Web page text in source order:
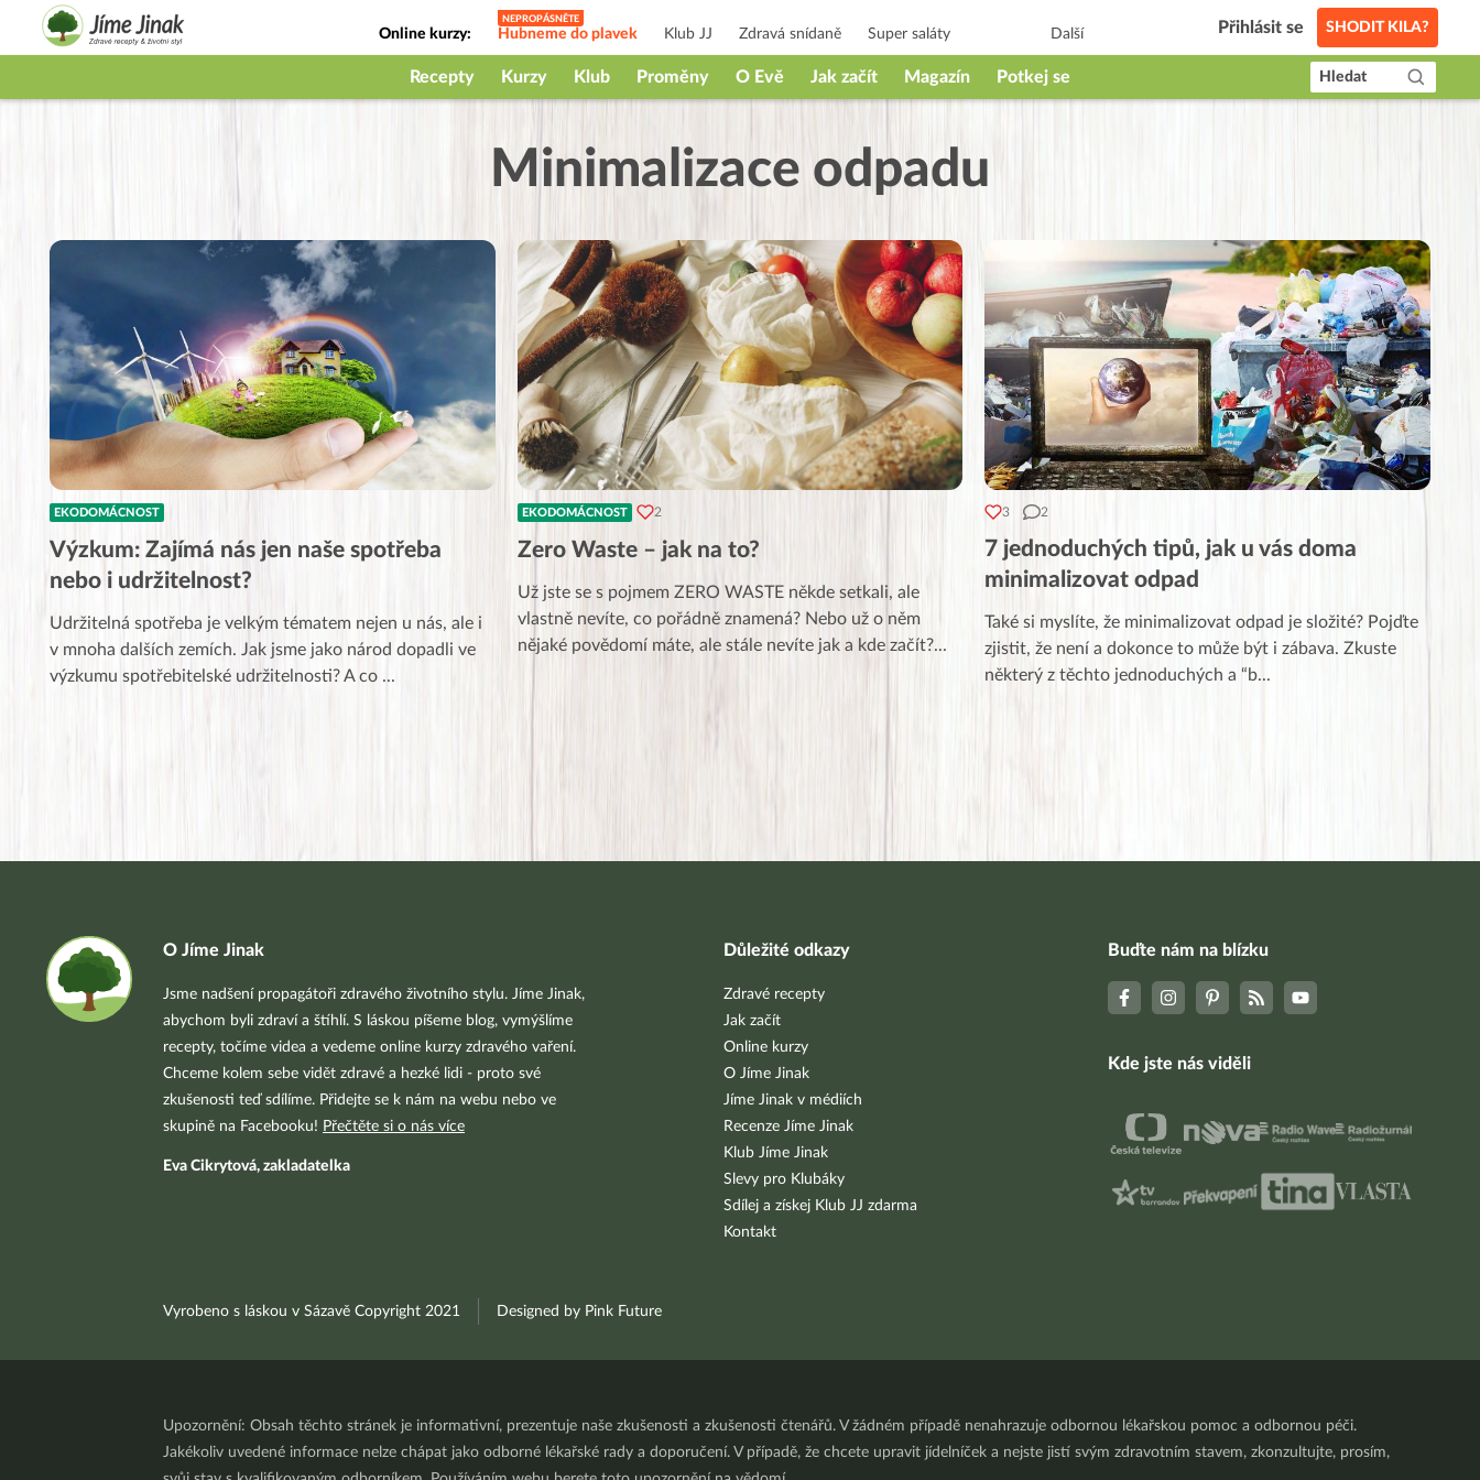
Online kurzy: Hubneme do plavek Klub JJ Zdravá snídaně Super saláty
Jak na babičky
Další Přihlásit se SHODIT KILA?
Recepty Kurzy Klub Proměny O Evě Jak začít Magazín Potkej se Hledat
Minimalizace odpadu
EKODOMÁCNOST
Výzkum: Zajímá nás jen naše spotřeba
nebo i udržitelnost?
Udržitelná spotřeba je velkým tématem nejen u nás, ale i
v mnoha dalších zemích. Jak jsme jako národ dopadli ve
výzkumu spotřebitelské udržitelnosti? A co ...
EKODOMÁCNOST 2
Zero Waste – jak na to?
Už jste se s pojmem ZERO WASTE někde setkali, ale
vlastně nevíte, co pořádně znamená? Nebo už o něm
nějaké povědomí máte, ale stále nevíte jak a kde začít?...
3 2
7 jednoduchých tipů, jak u vás doma
minimalizovat odpad
Také si myslíte, že minimalizovat odpad je složité? Pojďte
zjistit, že není a dokonce to může být i zábava. Zkuste
některý z těchto jednoduchých a “b...
O Jíme Jinak
Jsme nadšení propagátoři zdravého životního stylu. Jíme Jinak,
abychom byli zdraví a štíhlí. S láskou píšeme blog, vymýšlíme
recepty, točíme videa a vedeme online kurzy zdravého vaření.
Chceme kolem sebe vidět zdravé a hezké lidi - proto své
zkušenosti teď sdílíme. Přidejte se k nám na webu nebo ve
skupině na Facebooku! Přečtěte si o nás více
Eva Cikrytová, zakladatelka
Důležité odkazy
Zdravé recepty
Jak začít
Online kurzy
O Jíme Jinak
Jíme Jinak v médiích
Recenze Jíme Jinak
Klub Jíme Jinak
Slevy pro Klubáky
Sdílej a získej Klub JJ zdarma
Kontakt
Buďte nám na blízku
Kde jste nás viděli
Vyrobeno s láskou v Sázavě Copyright 2021 Designed by Pink Future
Upozornění: Obsah těchto stránek je informativní, prezentuje naše zkušenosti a zkušenosti čtenářů. V žádném případě nenahrazuje odbornou lékařskou pomoc a odbornou péči.
Jakékoliv uvedené informace nelze chápat jako odborné lékařské rady a doporučení. V případě, že chcete upravit jídelníček a nejste jistí svým zdravotním stavem, zkonzultujte, prosím,